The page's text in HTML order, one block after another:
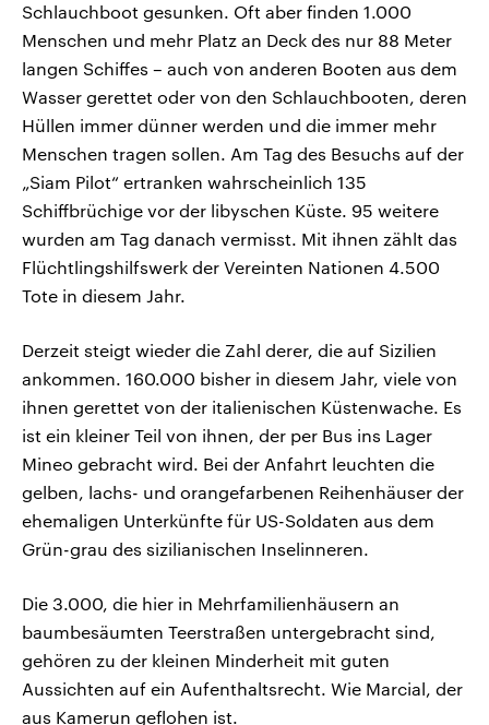
Schlauchboot gesunken. Oft aber finden 1.000
Menschen und mehr Platz an Deck des nur 88 Meter
langen Schiffes – auch von anderen Booten aus dem
Wasser gerettet oder von den Schlauchbooten, deren
Hüllen immer dünner werden und die immer mehr
Menschen tragen sollen. Am Tag des Besuchs auf der
„Siam Pilot“ ertranken wahrscheinlich 135
Schiffbrüchige vor der libyschen Küste. 95 weitere
wurden am Tag danach vermisst. Mit ihnen zählt das
Flüchtlingshilfswerk der Vereinten Nationen 4.500
Tote in diesem Jahr.
Derzeit steigt wieder die Zahl derer, die auf Sizilien
ankommen. 160.000 bisher in diesem Jahr, viele von
ihnen gerettet von der italienischen Küstenwache. Es
ist ein kleiner Teil von ihnen, der per Bus ins Lager
Mineo gebracht wird. Bei der Anfahrt leuchten die
gelben, lachs- und orangefarbenen Reihenhäuser der
ehemaligen Unterkünfte für US-Soldaten aus dem
Grün-grau des sizilianischen Inselinneren.
Die 3.000, die hier in Mehrfamilienhäusern an
baumbesäumten Teerstraßen untergebracht sind,
gehören zu der kleinen Minderheit mit guten
Aussichten auf ein Aufenthaltsrecht. Wie Marcial, der
aus Kamerun geflohen ist.